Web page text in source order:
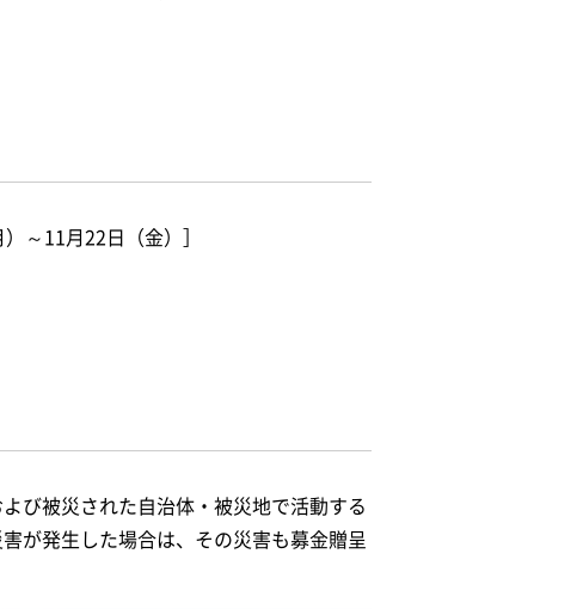
11月22日（金）］
び被災された自治体・被災地で活動する
が発生した場合は、その災害も募金贈呈